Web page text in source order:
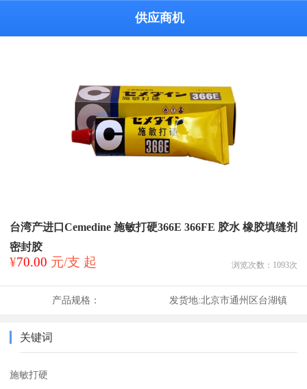
供应商机
台湾产进口Cemedine 施敏打硬366E 366FE 胶水 橡胶填缝剂
密封胶
¥70.00 元/支 起 浏览次数： 1093次
产品规格： 发货地:北京市通州区台湖镇
关键词
施敏打硬